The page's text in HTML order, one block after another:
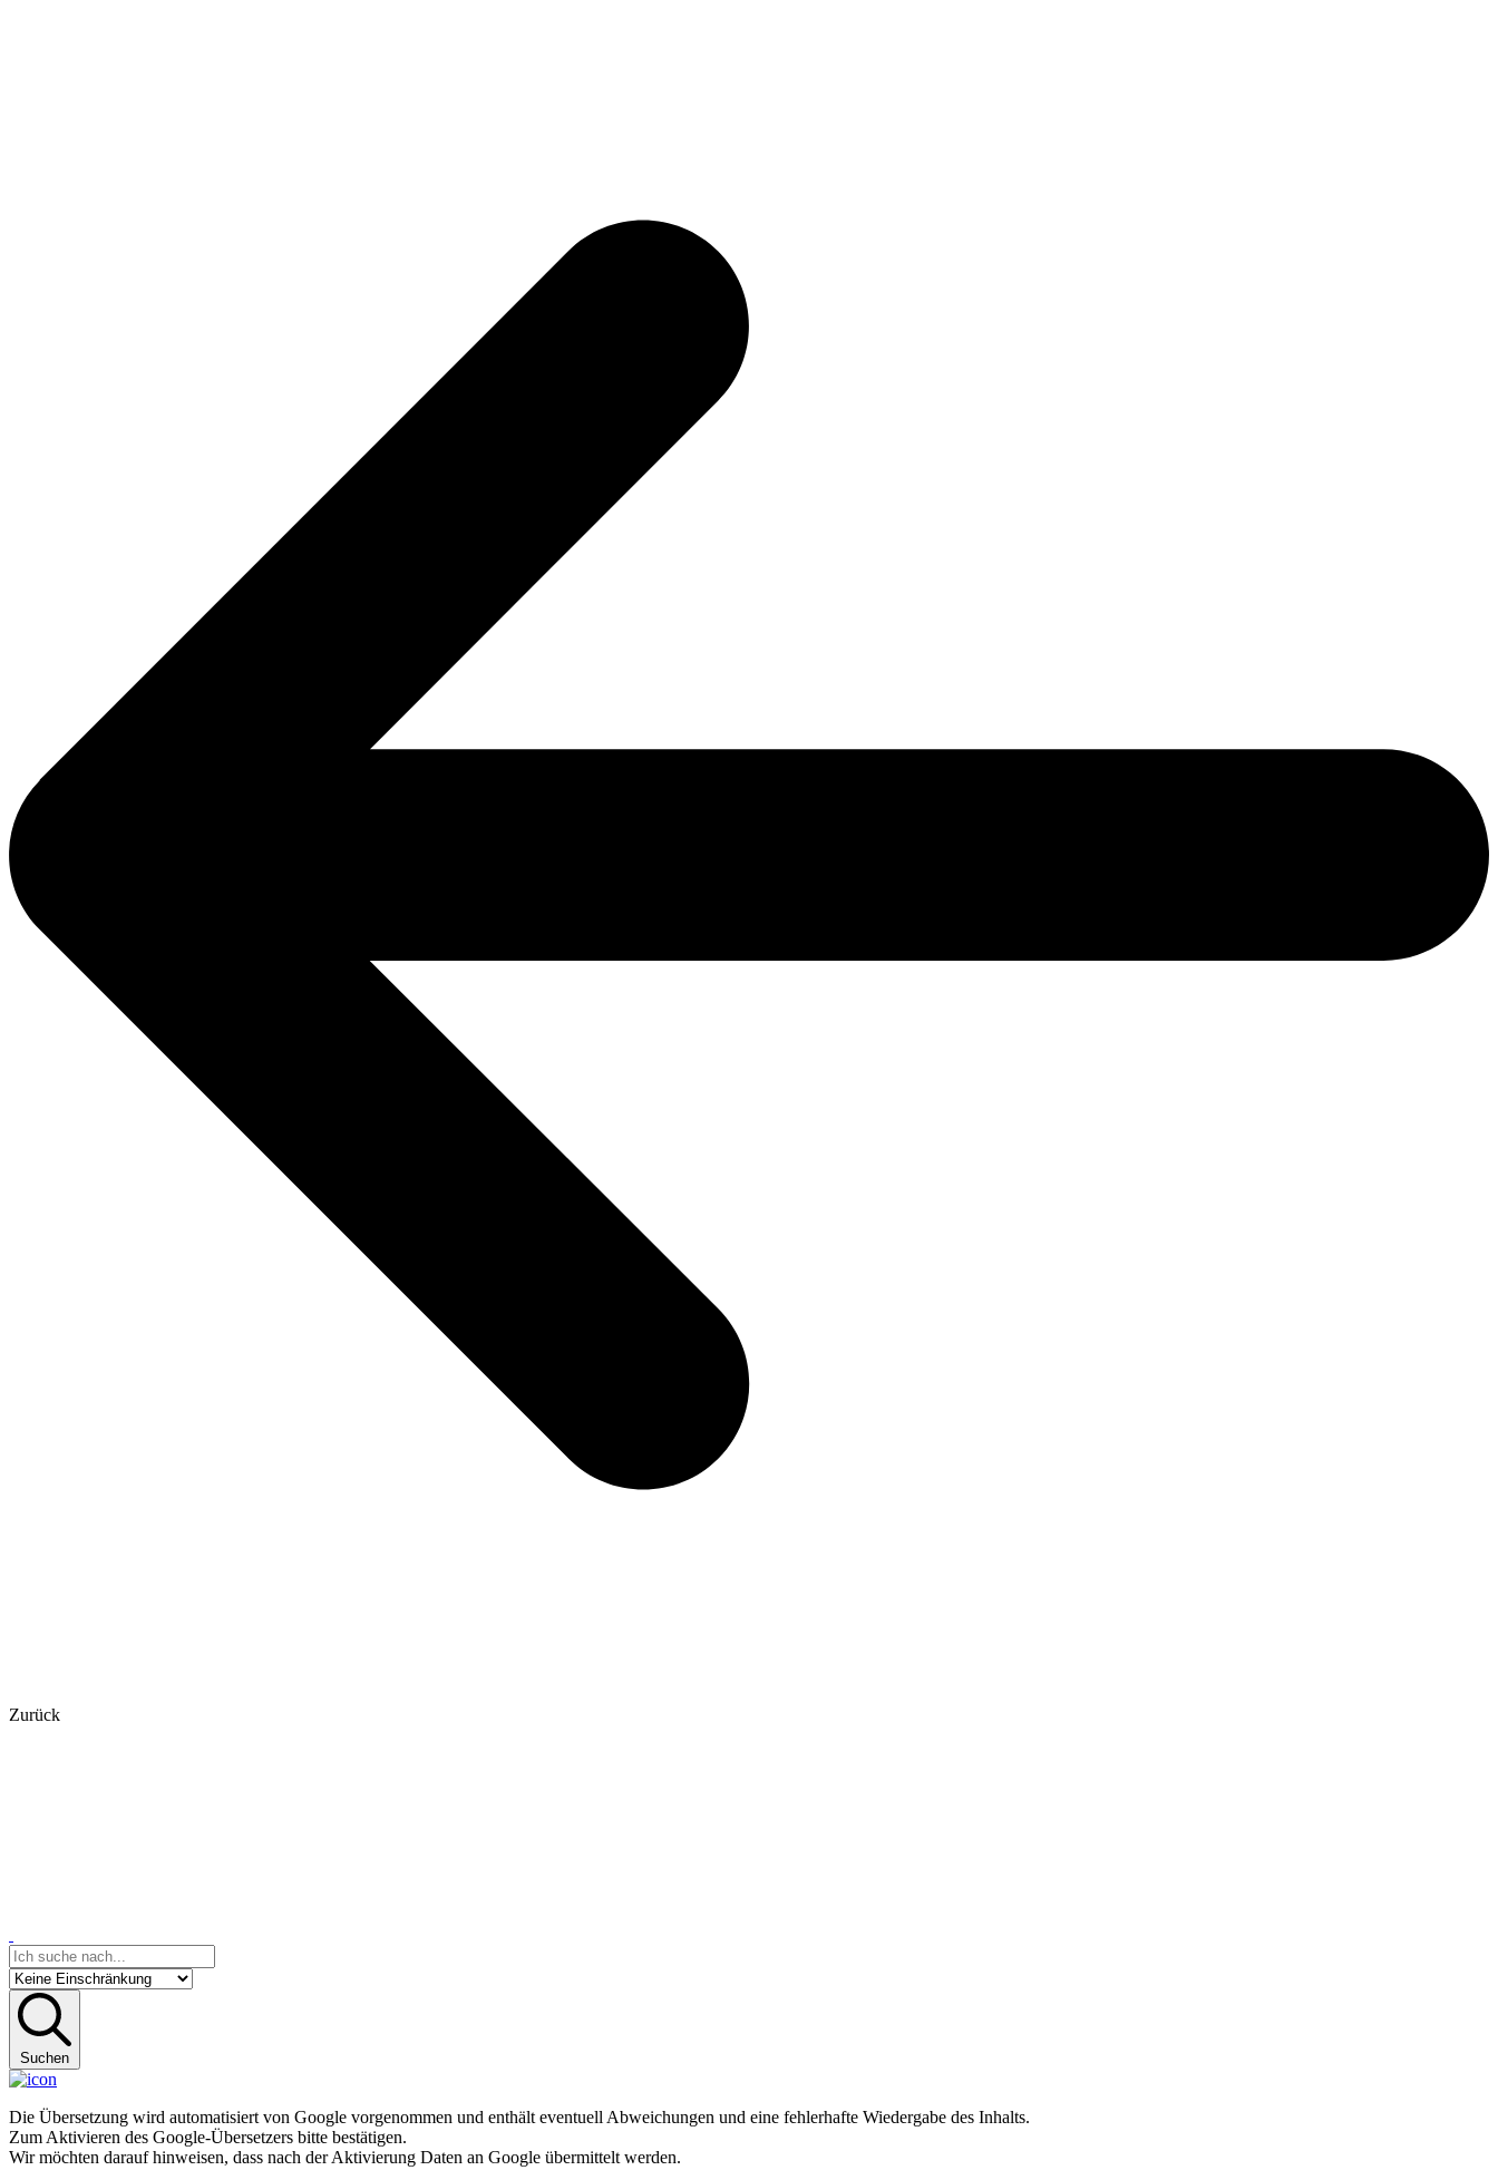
Zurück
Suchen
Die Übersetzung wird automatisiert von Google vorgenommen und enthält eventuell Abweichungen und eine fehlerhafte Wiedergabe des Inhalts.
Zum Aktivieren des Google-Übersetzers bitte bestätigen.
Wir möchten darauf hinweisen, dass nach der Aktivierung Daten an Google übermittelt werden.